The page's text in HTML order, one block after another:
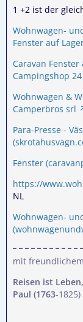
1 +2 ist der
Wohnwagen-
Fenster auf
Caravan
Campingshop
Wohnwagen &
Camperbros srl
Para-Presse -
Fenster
https://
NL
Wohnwagen-
mit
Reisen ist
Paul (1763-1825)